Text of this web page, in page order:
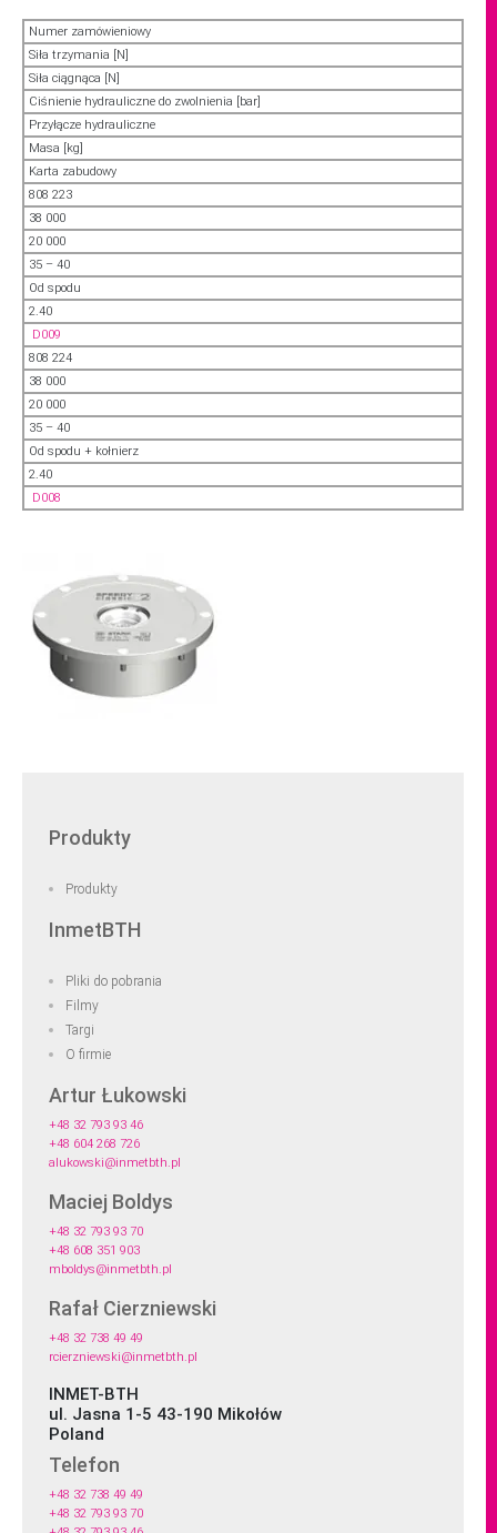
Numer zamówieniowy
Siła trzymania [N]
Siła ciągnąca [N]
Ciśnienie hydrauliczne do zwolnienia [bar]
Przyłącze hydrauliczne
Masa [kg]
Karta zabudowy
808 223
38 000
20 000
35 – 40
Od spodu
2.40
D009
808 224
38 000
20 000
35 – 40
Od spodu + kołnierz
2.40
D008
Produkty
Produkty
InmetBTH
Pliki do pobrania
Filmy
Targi
O firmie
Artur Łukowski
+48 32 793 93 46
+48 604 268 726
alukowski@inmetbth.pl
Maciej Boldys
+48 32 793 93 70
+48 608 351 903
mboldys@inmetbth.pl
Rafał Cierzniewski
+48 32 738 49 49
rcierzniewski@inmetbth.pl
INMET-BTH
ul. Jasna 1-5 43-190 Mikołów
Poland
Telefon
+48 32 738 49 49
+48 32 793 93 70